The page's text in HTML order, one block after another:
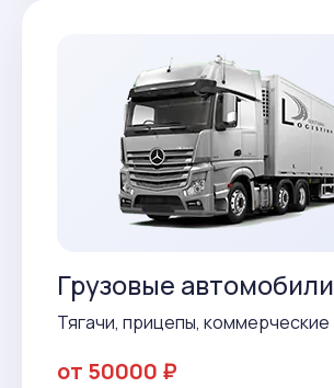
Грузовые автомобили
Тягачи, прицепы, коммерческие
от 50000 ₽